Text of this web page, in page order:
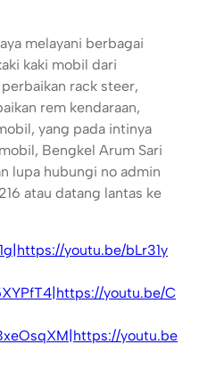
melayani berbagai
kaki mobil dari
rack steer,
rem kendaraan,
yang pada intinya
Bengkel Arum Sari
lupa hubungi no admin
atau datang lantas ke
youtu.be/bLr31y
youtu.be/C
youtu.be